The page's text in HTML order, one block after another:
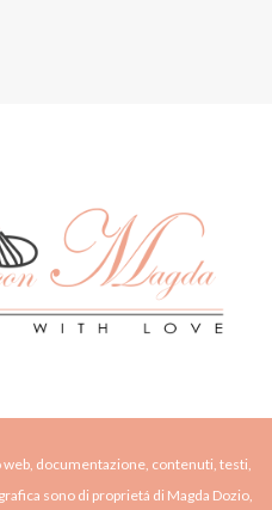
documentazione, contenuti, testi,
sono di proprietá di Magda Dozio,